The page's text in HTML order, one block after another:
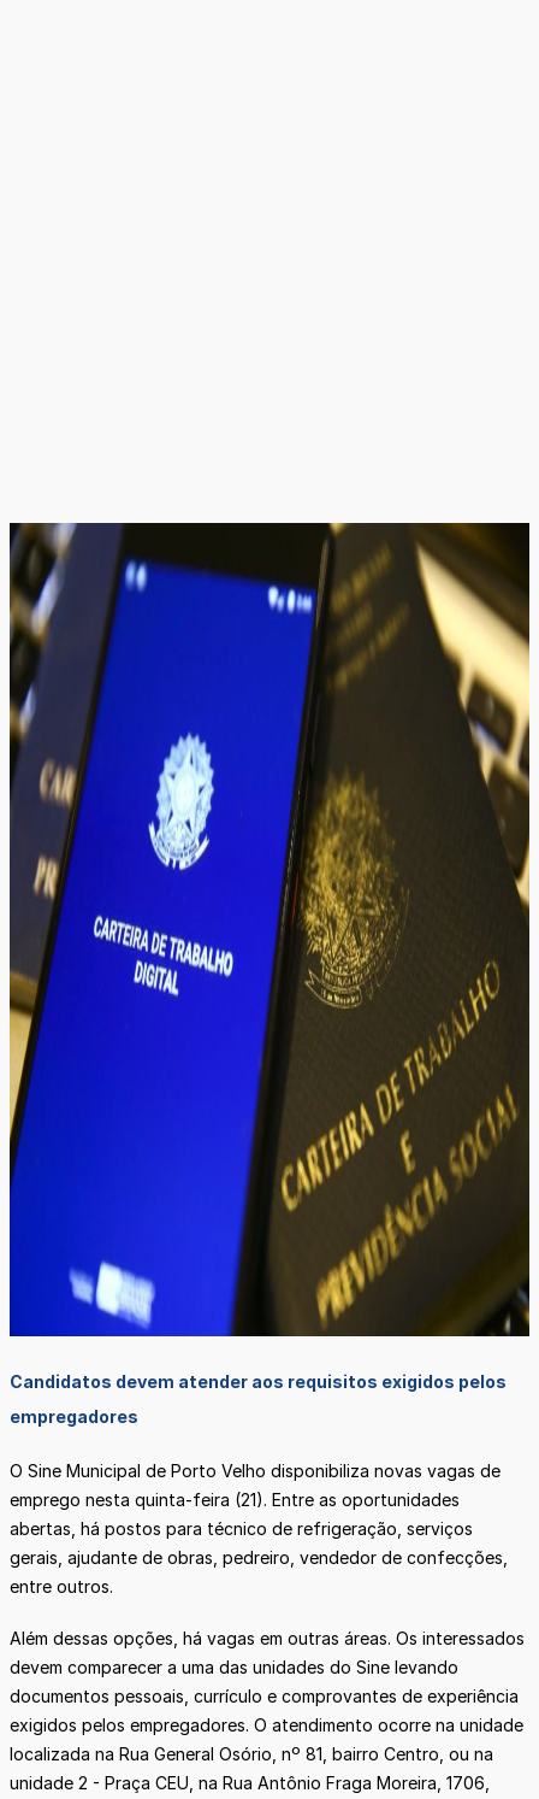
Candidatos devem atender aos requisitos exigidos pelos
empregadores
O Sine Municipal de Porto Velho disponibiliza novas vagas de
emprego nesta quinta-feira (21). Entre as oportunidades
abertas, há postos para técnico de refrigeração, serviços
gerais, ajudante de obras, pedreiro, vendedor de confecções,
entre outros.
Além dessas opções, há vagas em outras áreas. Os interessados
devem comparecer a uma das unidades do Sine levando
documentos pessoais, currículo e comprovantes de experiência
exigidos pelos empregadores. O atendimento ocorre na unidade
localizada na Rua General Osório, nº 81, bairro Centro, ou na
unidade 2 - Praça CEU, na Rua Antônio Fraga Moreira, 1706,